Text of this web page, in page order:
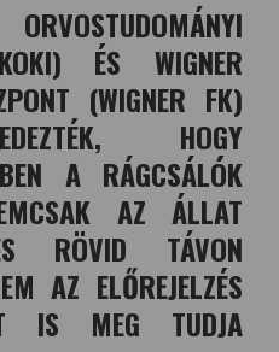
ÉS WIGNER
(WIGNER FK)
HOGY
A RÁGCSÁLÓK
AZ ÁLLAT
RÖVID TÁVON
AZ ELŐREJELZÉS
IS MEG TUDJA